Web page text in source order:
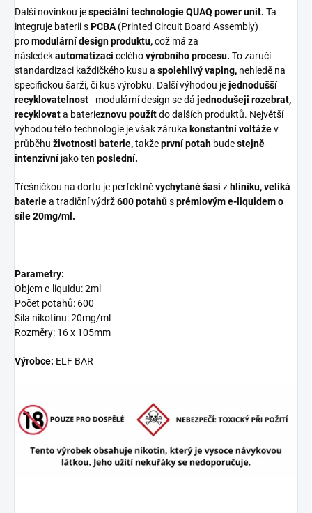
Další novinkou jespeciální technologie QUAQ power unit. Ta
integruje baterii sPCBA (Printed Circuit Board Assembly)
promodulární design produktu,což má za
následekautomatizaci celéhovýrobního procesu. To zaručí
standardizaci každičkého kusu a spolehlivý vaping, nehledě na
specifickou šarži, či kus výrobku. Další výhodou jejednodušší
recyklovatelnost- modulární design se dá jednodušeji rozebrat,
recyklovata baterieznovu použítdo dalších produktů. Největší
výhodou této technologie je však záruka konstantní voltážev
průběhu životnosti baterie,takžeprvní potah budestejně
intenzivní jako ten poslední.
Třešničkou na dortu je perfektněvychytané šasi z hliníku, veliká
bateriea tradiční výdrž600 potahůsprémiovým e-liquidem o
síle 20mg/ml.
Parametry:
Objem e-liquidu: 2ml
Počet potahů: 600
Síla nikotinu: 20mg/ml
Rozměry: 16 x 105mm
Výrobce: ELF BAR